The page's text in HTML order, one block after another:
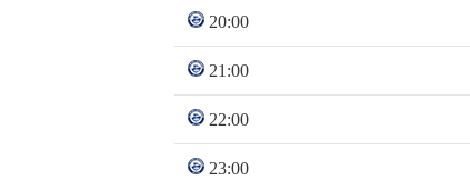
20:00
21:00
22:00
23:00